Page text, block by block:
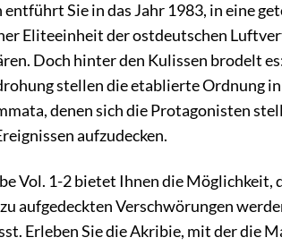
entführt Sie in das Jahr 1983, in eine
Eliteeinheit der ostdeutschen
Doch hinter den Kulissen brodelt
stellen die etablierte Ordnung
denen sich die Protagonisten
aufzudecken.
Vol. 1-2 bietet Ihnen die Möglichkeit,
aufgedeckten Verschwörungen
Erleben Sie die Akribie, mit der die